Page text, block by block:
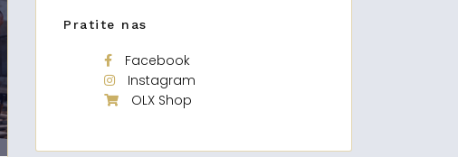
Pratite nas
Facebook
Instagram
OLX Shop